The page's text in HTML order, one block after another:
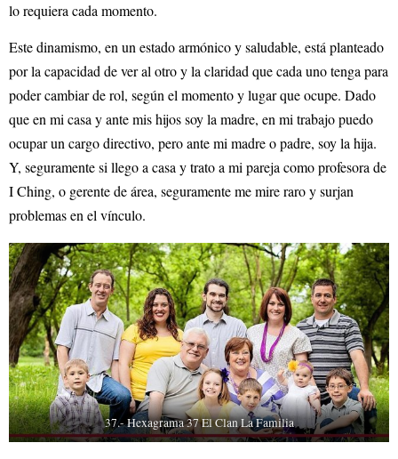
lo requiera cada momento.
Este dinamismo, en un estado armónico y saludable, está planteado
por la capacidad de ver al otro y la claridad que cada uno tenga para
poder cambiar de rol, según el momento y lugar que ocupe. Dado
que en mi casa y ante mis hijos soy la madre, en mi trabajo puedo
ocupar un cargo directivo, pero ante mi madre o padre, soy la hija.
Y, seguramente si llego a casa y trato a mi pareja como profesora de
I Ching, o gerente de área, seguramente me mire raro y surjan
problemas en el vínculo.
37.- Hexagrama 37 El Clan La Familia